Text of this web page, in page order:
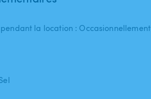
la location : Occasionnellement